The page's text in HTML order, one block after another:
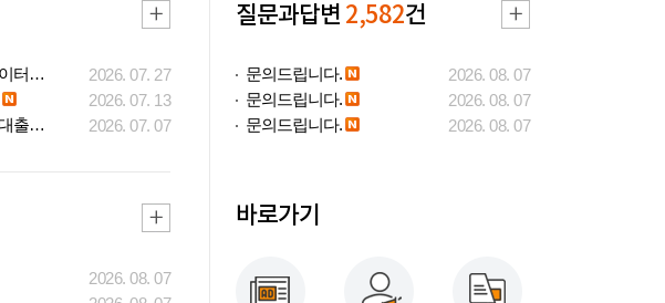
소상공인 신용점수 낮아도 '매출·성장성 데이터..
2026. 07. 27
2026. 07. 13
아파트 입주 문제없나… 은행, 하반기 잔금대출..
2026. 07. 07
2026. 08. 07
질문과답변 2,582건
문의드립니다.
2026. 08. 07
문의드립니다.
2026. 08. 07
문의드립니다.
2026. 08. 07
바로가기